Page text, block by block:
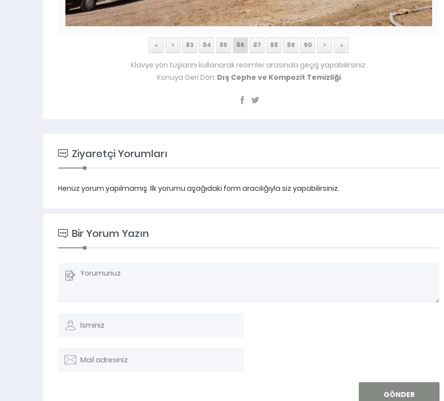
« < 83 84 85 86 87 88 89 90 > »
Klavye yön tuşlarını kullanarak resimler arasında geçiş yapabilirsiniz.
Konuya Geri Dön: Dış Cephe ve Kompozit Temizliği
Ziyaretçi Yorumları
Henüz yorum yapılmamış. İlk yorumu aşağıdaki form aracılığıyla siz yapabilirsiniz.
Bir Yorum Yazın